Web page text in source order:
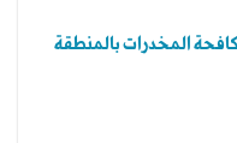
مكافحة المخدرات بالمنطقة